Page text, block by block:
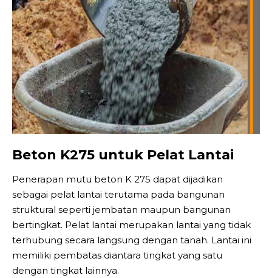
Beton K275 untuk Pelat Lantai
Penerapan mutu beton K 275 dapat dijadikan
sebagai pelat lantai terutama pada bangunan
struktural seperti jembatan maupun bangunan
bertingkat. Pelat lantai merupakan lantai yang tidak
terhubung secara langsung dengan tanah. Lantai ini
memiliki pembatas diantara tingkat yang satu
dengan tingkat lainnya.